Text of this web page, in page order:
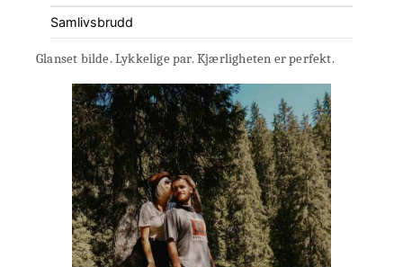
Samlivsbrudd
Glanset bilde. Lykkelige par. Kjærligheten er perfekt.